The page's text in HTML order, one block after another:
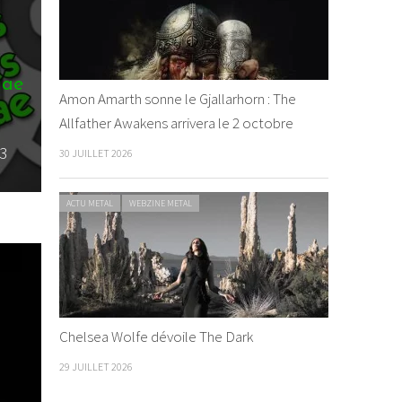
La Grosse Radio Reggae
: les entrées de la
semaine ! #18
By J.Lion/ 4 mars 2024
La
Amon Amarth sonne le Gjallarhorn : The
Allfather Awakens arrivera le 2 octobre
30 JUILLET 2026
ACTU METAL WEBZINE METAL
Chelsea Wolfe dévoile The Dark
29 JUILLET 2026